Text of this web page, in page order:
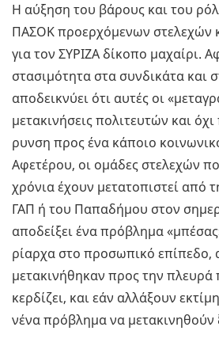
Η αύ­ξη­ση του βά­ρους και του
ΠΑΣΟΚ προ­ερ­χό­με­νων στε­λε­χών
για τον ΣΥ­ΡΙ­ΖΑ δί­κο­πο μα­χαί­ρι.
στα­σι­μό­τη­τα στα συν­δι­κά­τα και
απο­δει­κνύ­ει ότι αυτές οι
με­τα­κι­νή­σεις πο­λι­τευ­τών και
ρυν­ση προς ένα κά­ποιο
Αφε­τέ­ρου, οι ομά­δες στε­λε­χών
χρό­νια έχουν με­τα­το­πι­στεί από
ΓΑΠ ή του Πα­πα­δή­μου στον
απο­δεί­ξει ένα πρό­βλη­μα
ρί­αρ­χα στο προ­σω­πι­κό επί­πε­δο,
με­τα­κι­νή­θη­καν προς την
κερ­δί­ζει, και εάν αλ­λά­ξουν
νέ­να πρό­βλη­μα να με­τα­κι­νη­θούν